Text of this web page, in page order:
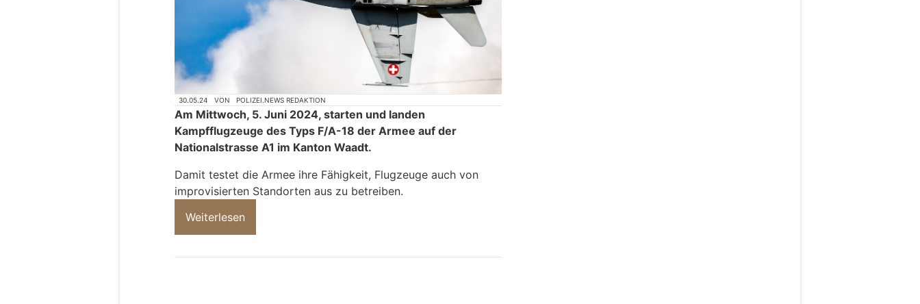
30.05.24 VON POLIZEI.NEWS REDAKTION
Am Mittwoch, 5. Juni 2024, starten und landen
Kampfflugzeuge des Typs F/A-18 der Armee auf der
Nationalstrasse A1 im Kanton Waadt.
Damit testet die Armee ihre Fähigkeit, Flugzeuge auch von
improvisierten Standorten aus zu betreiben.
Weiterlesen